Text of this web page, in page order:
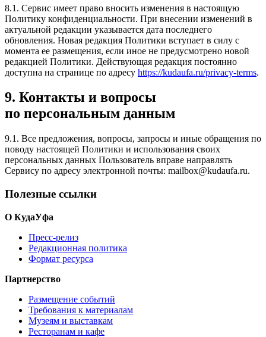
8.1. Сервис имеет право вносить изменения в настоящую
Политику конфиденциальности. При внесении изменений в
актуальной редакции указывается дата последнего
обновления. Новая редакция Политики вступает в силу с
момента ее размещения, если иное не предусмотрено новой
редакцией Политики. Действующая редакция постоянно
доступна на странице по адресу https://kudaufa.ru/privacy-terms.
9. Контакты и вопросы
по персональным данным
9.1. Все предложения, вопросы, запросы и иные обращения по
поводу настоящей Политики и использования своих
персональных данных Пользователь вправе направлять
Сервису по адресу электронной почты: mailbox@kudaufa.ru.
Полезные ссылки
О КудаУфа
Пресс-релиз
Редакционная политика
Формат ресурса
Партнерство
Размещение событий
Требования к материалам
Музеям и выставкам
Ресторанам и кафе